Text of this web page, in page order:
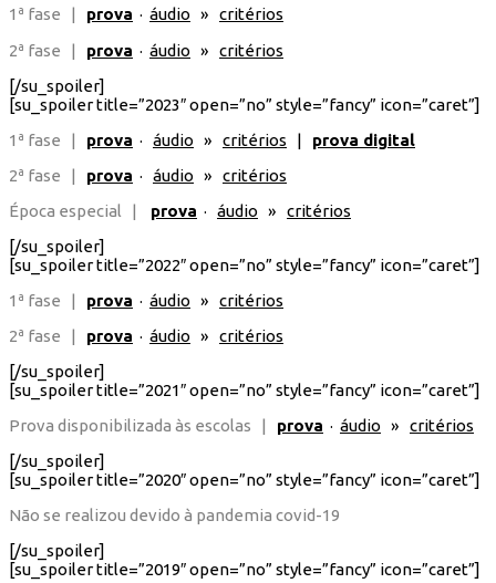
1ª fase |
prova · áudio » critérios
2ª fase |
prova · áudio » critérios
[/su_spoiler]
[su_spoiler title=”2023″ open=”no” style=”fancy” icon=”caret”]
1ª fase |
prova · áudio » critérios | prova digital
2ª fase |
prova · áudio » critérios
Época especial |
prova · áudio » critérios
[/su_spoiler]
[su_spoiler title=”2022″ open=”no” style=”fancy” icon=”caret”]
1ª fase |
prova · áudio » critérios
2ª fase |
prova · áudio » critérios
[/su_spoiler]
[su_spoiler title=”2021″ open=”no” style=”fancy” icon=”caret”]
Prova disponibilizada às escolas |
prova · áudio » critérios
[/su_spoiler]
[su_spoiler title=”2020″ open=”no” style=”fancy” icon=”caret”]
Não se realizou devido à pandemia covid-19
[/su_spoiler]
[su_spoiler title=”2019″ open=”no” style=”fancy” icon=”caret”]